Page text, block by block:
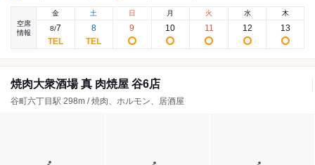
空席
情報
金
8/7
土
8
日
9
月
10
火
11
水
12
木
13
焼肉大衆酒場 真 肉焼屋 谷6店
谷町六丁目駅 298m / 焼肉、ホルモン、居酒屋